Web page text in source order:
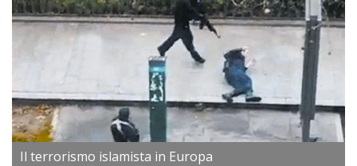
Il terrorismo islamista in Europa